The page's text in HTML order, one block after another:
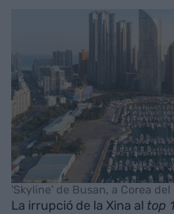
'Skyline' de Busan, a Corea
La irrupció de la Xina al top